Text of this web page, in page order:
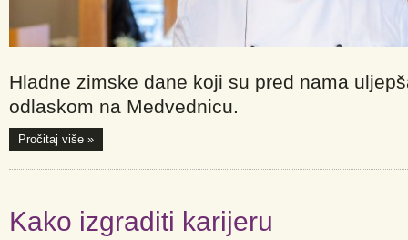
Hladne zimske dane koji su pred nama
odlaskom na Medvednicu.
Pročitaj više »
Kako izgraditi karijeru